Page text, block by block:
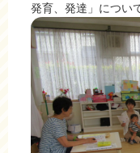
発育、発達」につい